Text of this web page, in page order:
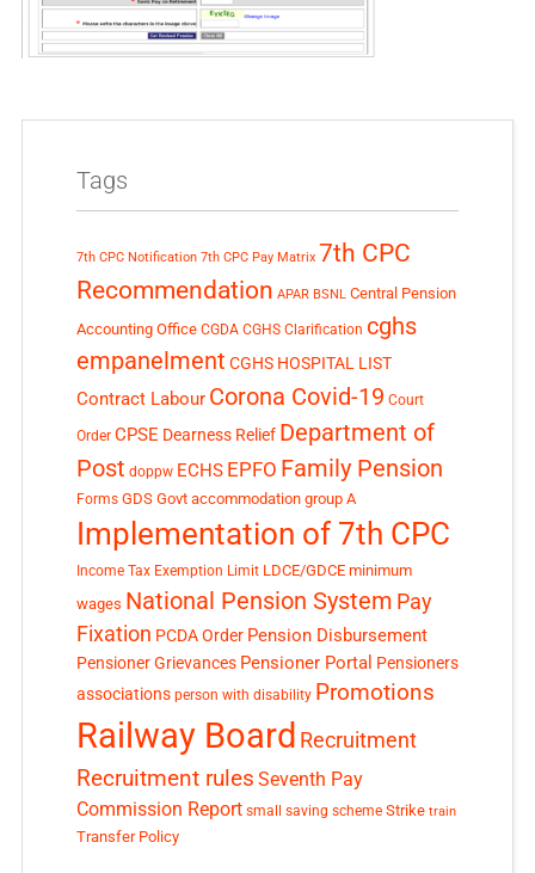
Tags
7th CPC Notification 7th CPC Pay Matrix 7th CPC
Recommendation APAR BSNL Central Pension
Accounting Office CGDA CGHS Clarification cghs
empanelment CGHS HOSPITAL LIST
Contract Labour Corona Covid-19 Court
Order CPSE Dearness Relief Department of
Post doppw ECHS EPFO Family Pension
Forms GDS Govt accommodation group A
Implementation of 7th CPC
Income Tax Exemption Limit LDCE/GDCE minimum
wages National Pension System Pay
Fixation PCDA Order Pension Disbursement
Pensioner Grievances Pensioner Portal Pensioners
associations person with disability Promotions
Railway Board Recruitment
Recruitment rules Seventh Pay
Commission Report small saving scheme Strike train
Transfer Policy